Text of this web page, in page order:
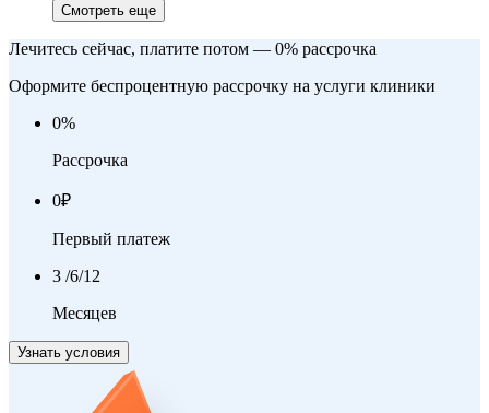
Смотреть еще
Лечитесь сейчас, платите потом — 0% рассрочка
Оформите беспроцентную рассрочку на услуги клиники
0%
Рассрочка
0₽
Первый платеж
3 /6/12
Месяцев
Узнать условия